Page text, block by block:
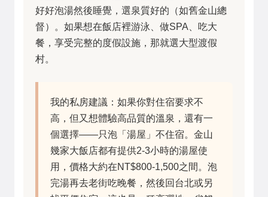
好好泡湯然後睡覺，選泉質好的（如舊金山總
督）。如果想在飯店裡游泳、做SPA、吃大
餐，享受完整的度假設施，那就選大型渡假
村。
我的私房建議：如果你對住宿要求不
高，但又想體驗高品質的溫泉，還有一
個選擇——只泡「湯屋」不住宿。金山
幾家大飯店都有提供2-3小時的湯屋使
用，價格大約在NT$800-1,500之間。泡
完湯再去老街吃晚餐，然後回台北或另